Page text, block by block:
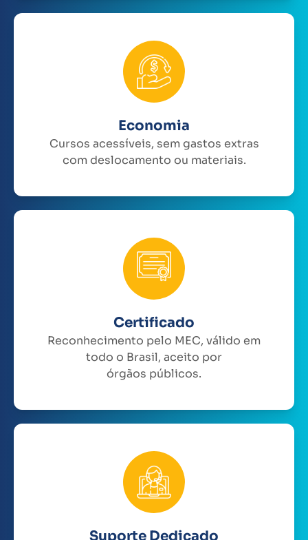
Economia
Cursos acessíveis, sem gastos extras
com deslocamento ou materiais.
Certificado
Reconhecimento pelo MEC, válido em
todo o Brasil, aceito por
órgãos públicos.
Suporte Dedicado